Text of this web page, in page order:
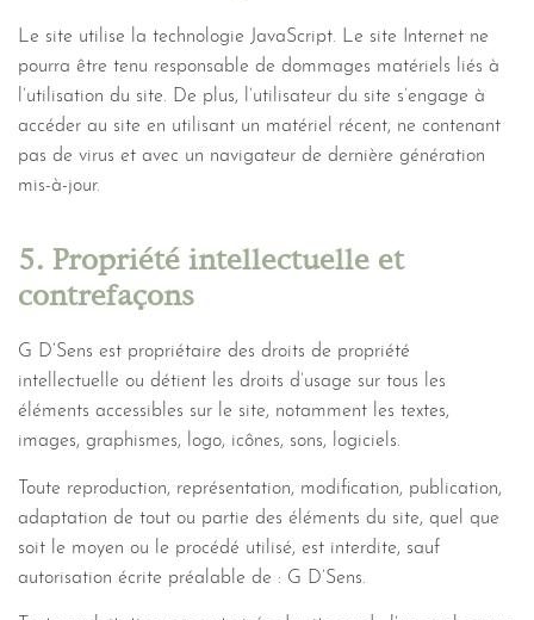
Le site utilise la technologie JavaScript. Le site Internet ne
pourra être tenu responsable de dommages matériels liés à
l’utilisation du site. De plus, l’utilisateur du site s’engage à
accéder au site en utilisant un matériel récent, ne contenant
pas de virus et avec un navigateur de dernière génération
mis-à-jour.
5. Propriété intellectuelle et
contrefaçons
G D’Sens est propriétaire des droits de propriété
intellectuelle ou détient les droits d’usage sur tous les
éléments accessibles sur le site, notamment les textes,
images, graphismes, logo, icônes, sons, logiciels.
Toute reproduction, représentation, modification, publication,
adaptation de tout ou partie des éléments du site, quel que
soit le moyen ou le procédé utilisé, est interdite, sauf
autorisation écrite préalable de : G D’Sens.